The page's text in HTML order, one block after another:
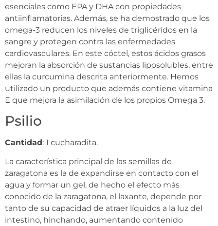
esenciales como EPA y DHA con propiedades
antiinflamatorias. Además, se ha demostrado que los
omega-3 reducen los niveles de triglicéridos en la
sangre y protegen contra las enfermedades
cardiovasculares. En este cóctel, estos ácidos grasos
mejoran la absorción de sustancias liposolubles, entre
ellas la curcumina descrita anteriormente. Hemos
utilizado un producto que además contiene vitamina
E que mejora la asimilación de los propios Omega 3.
Psilio
Cantidad : 1 cucharadita.
La característica principal de las semillas de
zaragatona es la de expandirse en contacto con el
agua y formar un gel, de hecho el efecto más
conocido de la zaragatona, el laxante, depende por
tanto de su capacidad de atraer líquidos a la luz del
intestino, hinchando, aumentando contenido